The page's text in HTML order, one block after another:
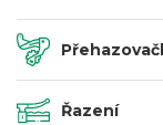
Řazení